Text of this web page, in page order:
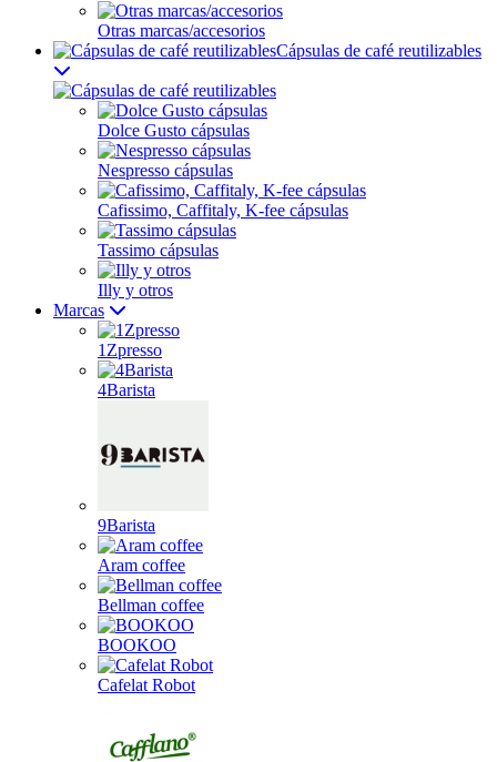
Otras marcas/accesorios
Cápsulas de café reutilizables
Dolce Gusto cápsulas
Nespresso cápsulas
Cafissimo, Caffitaly, K-fee cápsulas
Tassimo cápsulas
Illy y otros
Marcas
1Zpresso
4Barista
9Barista
Aram coffee
Bellman coffee
BOOKOO
Cafelat Robot